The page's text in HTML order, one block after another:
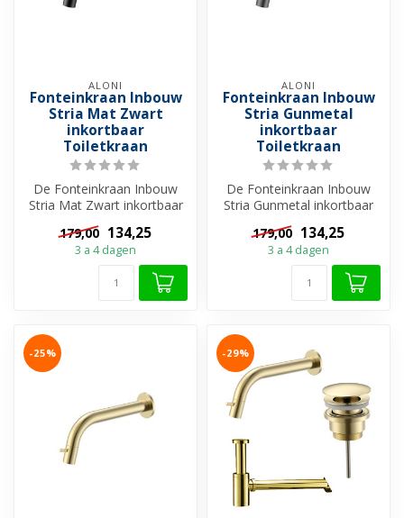
ALONI
Fonteinkraan Inbouw
Stria Mat Zwart
inkortbaar
Toiletkraan
De Fonteinkraan Inbouw
Stria Mat Zwart inkortbaar
een...
179,00 134,25
3 a 4 dagen
ALONI
Fonteinkraan Inbouw
Stria Gunmetal
inkortbaar
Toiletkraan
De Fonteinkraan Inbouw
Stria Gunmetal inkortbaar
een ...
179,00 134,25
3 a 4 dagen
-25% -29%